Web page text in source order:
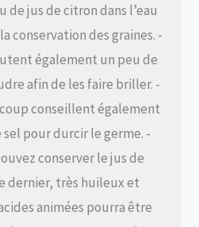
jus de citron dans l’eau
conservation des graines. -
également un peu de
afin de les faire briller. -
conseillent également
pour durcir le germe. -
conserver le jus de
dernier, très huileux et
animées pourra être